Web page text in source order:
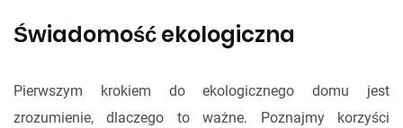
Świadomość ekologiczna
Pierwszym krokiem do ekologicznego domu jest
zrozumienie, dlaczego to ważne. Poznajmy korzyści